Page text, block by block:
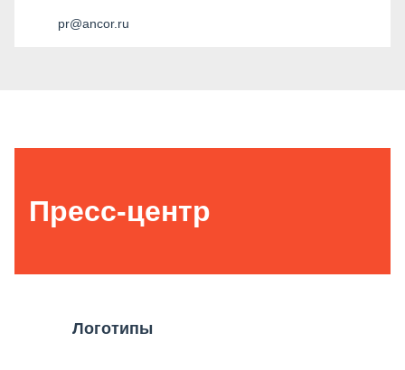
pr@ancor.ru
Пресс-центр
Логотипы